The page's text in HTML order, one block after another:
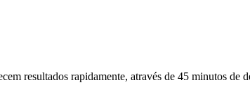
resultados rapidamente, através de 45 minutos de